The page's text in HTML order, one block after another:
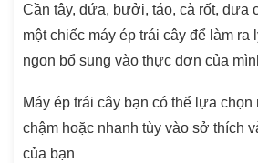
Cần tây, dứa, bưởi, táo, cà rốt, dưa
một chiếc máy ép trái cây để làm
ngon bổ sung vào thực đơn của
Máy ép trái cây bạn có thể lựa chọn
chậm hoặc nhanh tùy vào sở thích
của bạn